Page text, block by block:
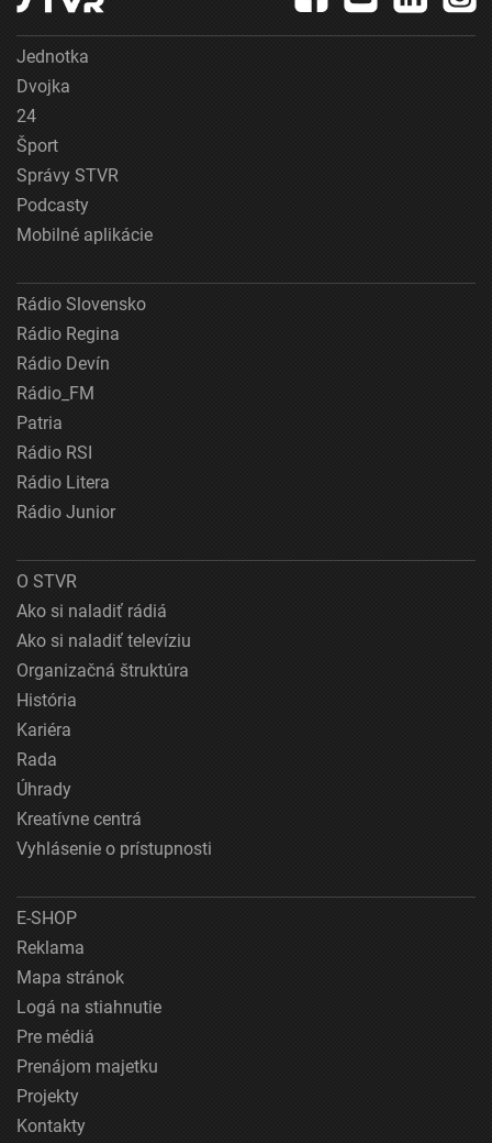
Jednotka
Dvojka
24
Šport
Správy STVR
Podcasty
Mobilné aplikácie
Rádio Slovensko
Rádio Regina
Rádio Devín
Rádio_FM
Patria
Rádio RSI
Rádio Litera
Rádio Junior
O STVR
Ako si naladiť rádiá
Ako si naladiť televíziu
Organizačná štruktúra
História
Kariéra
Rada
Úhrady
Kreatívne centrá
Vyhlásenie o prístupnosti
E-SHOP
Reklama
Mapa stránok
Logá na stiahnutie
Pre médiá
Prenájom majetku
Projekty
Kontakty